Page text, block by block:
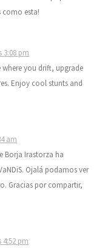
como esta!
3:08 pm
where you drift, upgrade
Enjoy cool stunts and
am
Borja Irastorza ha
Ojalá podamos ver
Gracias por compartir,
4:52 pm